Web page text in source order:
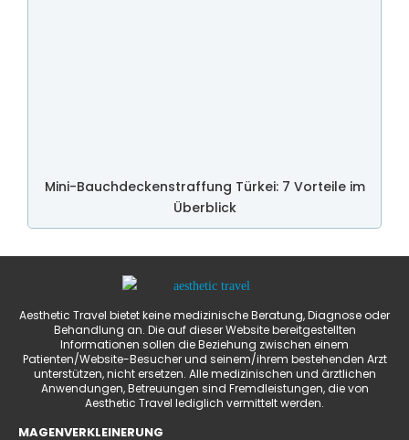
Mini-Bauchdeckenstraffung Türkei: 7 Vorteile im
Überblick
Aesthetic Travel bietet keine medizinische Beratung, Diagnose oder
Behandlung an. Die auf dieser Website bereitgestellten
Informationen sollen die Beziehung zwischen einem
Patienten/Website-Besucher und seinem/ihrem bestehenden Arzt
unterstützen, nicht ersetzen. Alle medizinischen und ärztlichen
Anwendungen, Betreuungen sind Fremdleistungen, die von
Aesthetic Travel lediglich vermittelt werden.
MAGENVERKLEINERUNG